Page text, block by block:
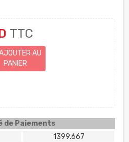
TTC
AU
PANIER
de Paiements
1399.667